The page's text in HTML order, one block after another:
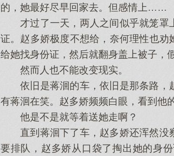
的，她最好尽早回家去。但感情上……
才过了一天，两人之间似乎就笼罩
证。赵多娇极度不想给，奈何理性也
给她找身份证，然后就翻身盖上被子，
然而人也不能改变现实。
依旧是蒋洄的车，依旧是那条路，
有蒋洄在笑。赵多娇频频白眼，看到他
他是不是就等着送她走啊？
直到蒋洄下了车，赵多娇还浑然没
要排队，赵多娇从口袋了掏出她的身